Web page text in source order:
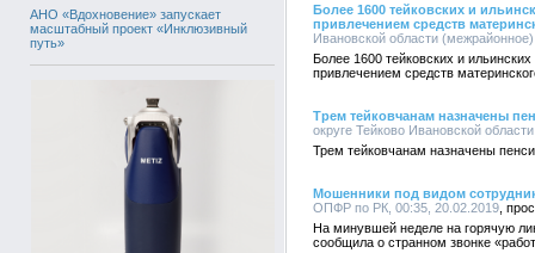
АНО «Вдохновение» запускает
масштабный проект «Инклюзивный
путь»
Более 1600 тейковских и
привлечением средств
Ивановской области
Более 1600 тейковских и
привлечением средств
Трем тейковчанам назначены
округе Тейково Ивановской
Трем тейковчанам назначены
Мошенники под видом
ОПФР по РК, 00:35, 20.02.2019
На минувшей неделе на горячую
сообщила о странном звонке